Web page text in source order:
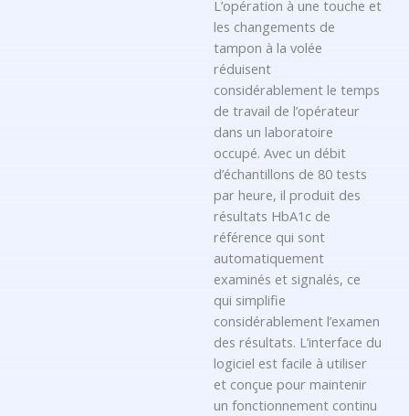
L’opération à une touche et
les changements de
tampon à la volée
réduisent
considérablement le temps
de travail de l’opérateur
dans un laboratoire
occupé. Avec un débit
d’échantillons de 80 tests
par heure, il produit des
résultats HbA1c de
référence qui sont
automatiquement
examinés et signalés, ce
qui simplifie
considérablement l’examen
des résultats. L’interface du
logiciel est facile à utiliser
et conçue pour maintenir
un fonctionnement continu